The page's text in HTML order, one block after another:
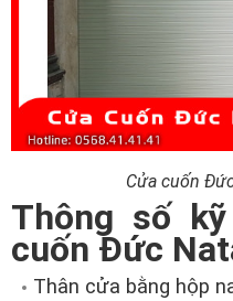
Cửa cuốn
Thông số
cuốn Đức
Thân cửa bằng hộp